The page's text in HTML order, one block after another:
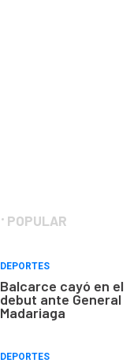
POPULAR
DEPORTES
Balcarce cayó en el
debut ante General
Madariaga
DEPORTES